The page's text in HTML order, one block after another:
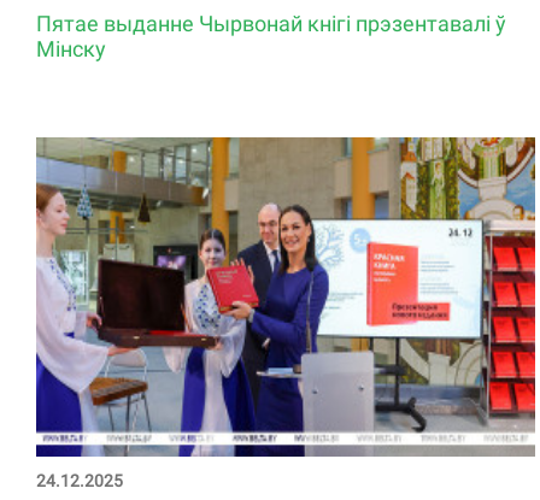
Пятае выданне Чырвонай кнігі прэзентавалі ў
Мінску
24.12.2025